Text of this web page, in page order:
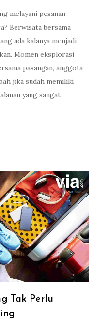
melayani pesanan
Berwisata bersama
ada kalanya menjadi
Momen eksplorasi
pasangan, anggota
jika sudah memiliki
yang sangat
Tak Perlu